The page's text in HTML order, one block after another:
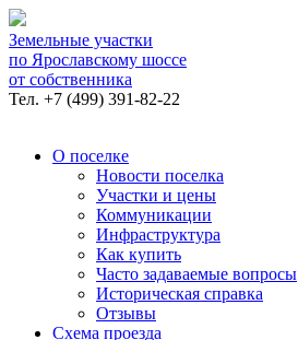
Земельные участки
по Ярославскому шоссе
от собственника
Тел. +7 (499) 391-82-22
О поселке
Новости поселка
Участки и цены
Коммуникации
Инфраструктура
Как купить
Часто задаваемые вопросы
Историческая справка
Отзывы
Схема проезда